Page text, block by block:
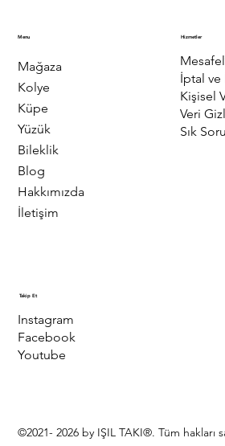
Menu
Mağaza
Kolye
Küpe
Yüzük
Bileklik
Blog
Hakkımızda
İletişim
Hizmetler
İptal ve
Kişisel
Veri
Sık
Takip Et
Instagram
Facebook
Youtube
©2021- 2026 by IŞIL TAKI®. Tüm hakları